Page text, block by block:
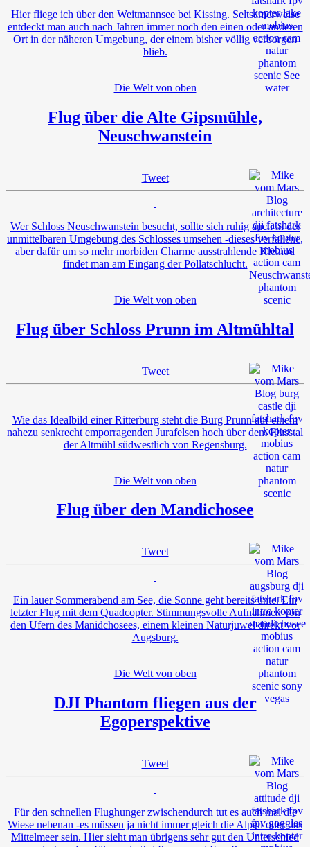
Hier fliege ich über den Weitmannsee bei Kissing. Seltsamerweise
entdeckt man auch nach Jahren immer noch den einen oder anderen
Ort in der näheren Umgebung, der einem bisher völlig verborgen
blieb.
Die Welt von oben
Flug über die Alte Gipsmühle,
Neuschwanstein
Tweet
Wer Schloss Neuschwanstein besucht, sollte sich ruhig auch in der
unmittelbaren Umgebung des Schlosses umsehen -dieses verfallene,
aber dafür um so mehr morbiden Charme ausstrahlende Kleinod
findet man am Eingang der Pöllatschlucht.
Die Welt von oben
Flug über Schloss Prunn im Altmühltal
Tweet
Wie das Idealbild einer Ritterburg steht die Burg Prunn auf einem
nahezu senkrecht emporragenden Jurafelsen hoch über dem Flusstal
der Altmühl südwestlich von Regensburg.
Die Welt von oben
Flug über den Mandichosee
Tweet
Ein lauer Sommerabend am See, die Sonne geht bereits unte. Ein
letzter Flug mit dem Quadcopter. Stimmungsvolle Aufnahmen von
den Ufern des Manidchosees, einem kleinen Naturjuwel direkt vor
Augsburg.
Die Welt von oben
DJI Phantom fliegen aus der
Egoperspektive
Tweet
Für den schnellen Flughunger zwischendurch tut es auch mal die
Wiese nebenan -es müssen ja nicht immer gleich die Alpen oder das
Mittelmeer sein. Hier sieht man übrigens sehr gut den Unterschied